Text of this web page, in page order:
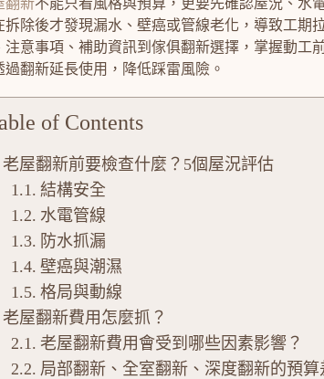
拆除後才發現漏水、壁癌或管線老化，導致工期
注意事項、補助資訊到傢俱翻新選擇，掌握動工
過翻新延長使用，降低踩雷風險。
of Contents
老屋翻新前要檢查什麼？5個屋況評估
結構安全
水電管線
防水抓漏
壁癌與潮濕
格局與動線
老屋翻新費用怎麼抓？
老屋翻新費用會受到哪些因素影響？
局部翻新、全室翻新、深度翻新的預算